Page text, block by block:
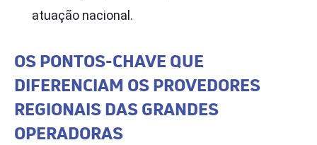
atuação nacional.
OS PONTOS-CHAVE QUE
DIFERENCIAM OS PROVEDORES
REGIONAIS DAS GRANDES
OPERADORAS